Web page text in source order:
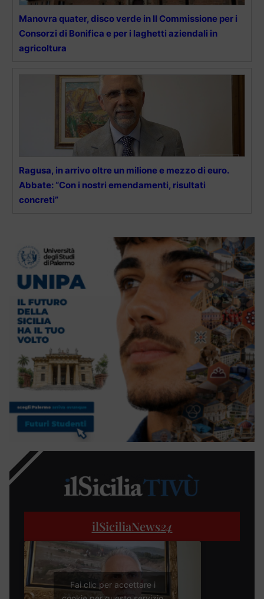
Manovra quater, disco verde in II Commissione per i
Consorzi di Bonifica e per i laghetti aziendali in
agricoltura
Ragusa, in arrivo oltre un milione e mezzo di euro.
Abbate: “Con i nostri emendamenti, risultati
concreti”
ilSiciliaNews24
Fai clic per accettare i